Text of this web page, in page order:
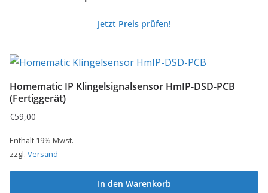
Jetzt Preis prüfen!
Homematic IP Klingelsignalsensor HmIP-DSD-PCB
(Fertiggerät)
€59,00
Enthält 19% Mwst.
zzgl. Versand
In den Warenkorb